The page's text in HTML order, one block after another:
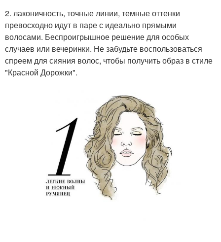
2. лаконичность, точные линии, темные оттенки
превосходно идут в паре с идеально прямыми
волосами. Беспроигрышное решение для особых
случаев или вечеринки. Не забудьте воспользоваться
спреем для сияния волос, чтобы получить образ в стиле
"Красной Дорожки".